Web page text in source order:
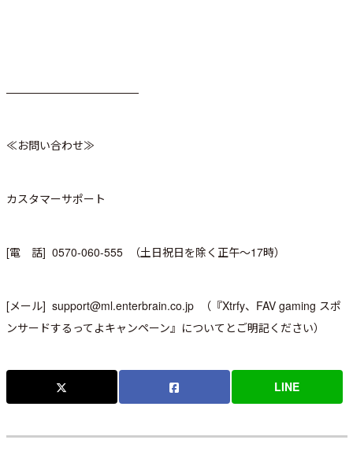
————————————
≪お問い合わせ≫
カスタマーサポート
[電 話] 0570-060-555 （土日祝日を除く正午～17時）
[メール] support@ml.enterbrain.co.jp （『Xtrfy、FAV gaming スポ
ンサードするってよキャンペーン』についてとご明記ください）
LINE